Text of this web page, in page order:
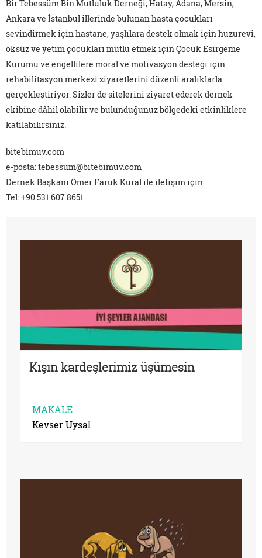
Bir Tebessüm Bin Mutluluk Derneği; Hatay, Adana, Mersin,
Ankara ve İstanbul illerinde bulunan hasta çocukları
sevindirmek için hastane, yaşlılara destek olmak için huzurevi,
öksüz ve yetim çocukları mutlu etmek için Çocuk Esirgeme
Kurumu ve engellilere moral ve motivasyon desteği için
rehabilitasyon merkezi ziyaretlerini düzenli aralıklarla
gerçekleştiriyor. Sizler de sitelerini ziyaret ederek dernek
ekibine dâhil olabilir ve bulunduğunuz bölgedeki etkinliklere
katılabilirsiniz.
bitebimuv.com
e-posta: tebessum@bitebimuv.com
Dernek Başkanı Ömer Faruk Kural ile iletişim için:
Tel: +90 531 607 8651
Kışın kardeşlerimiz üşümesin
MAKALE
Kevser Uysal